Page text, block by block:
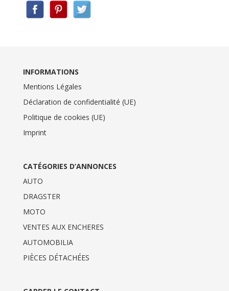
INFORMATIONS
Mentions Légales
Déclaration de confidentialité (UE)
Politique de cookies (UE)
Imprint
CATÉGORIES D’ANNONCES
AUTO
DRAGSTER
MOTO
VENTES AUX ENCHERES
AUTOMOBILIA
PIÈCES DÉTACHÉES